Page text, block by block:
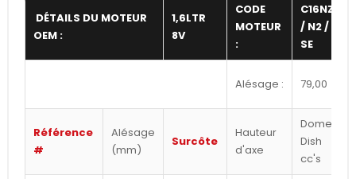
DÉTAILS DU MOTEUR
OEM :
1,6LTR
8V
CODE
MOTEUR
:
C16NZ
/ N2 /
SE
Alésage : 79,00
Référence
#
Alésage
(mm)
Surcôte
Hauteur
d'axe
Dome /
Dish
cc's